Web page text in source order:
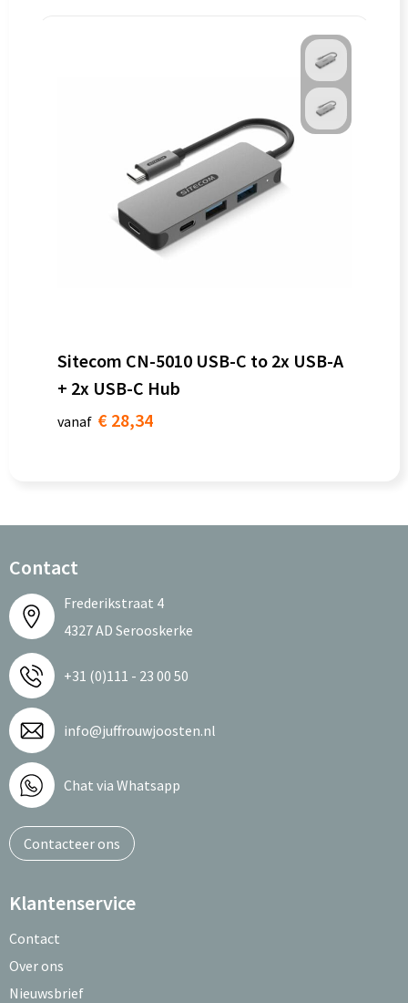
Sitecom CN-5010 USB-C to 2x USB-A
+ 2x USB-C Hub
vanaf € 28,34
Contact
Frederikstraat 4
4327 AD Serooskerke
+31 (0)111 - 23 00 50
info@juffrouwjoosten.nl
Chat via Whatsapp
Contacteer ons
Klantenservice
Contact
Over ons
Nieuwsbrief